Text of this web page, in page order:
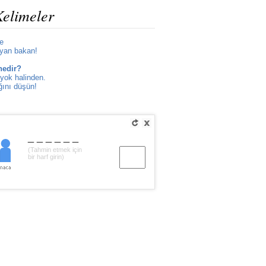
bakan!
halinden.
düşün!
(Tahmin etmek için
bir harf girin)